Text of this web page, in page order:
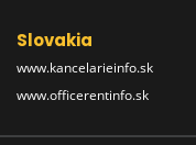
Slovakia
www.kancelarieinfo.sk
www.officerentinfo.sk